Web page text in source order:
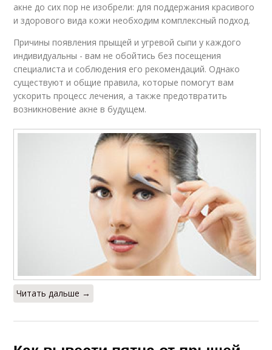
акне до сих пор не изобрели: для поддержания красивого
и здорового вида кожи необходим комплексный подход.
Причины появления прыщей и угревой сыпи у каждого
индивидуальны - вам не обойтись без посещения
специалиста и соблюдения его рекомендаций. Однако
существуют и общие правила, которые помогут вам
ускорить процесс лечения, а также предотвратить
возникновение акне в будущем.
Читать дальше →